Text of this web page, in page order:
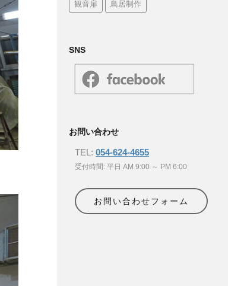
観音扉 鳥居制作
SNS
お問い合わせ
TEL: 054-624-4655
受付時間: 平日 AM 9:00 ～ PM 6:00
お問い合わせフォーム